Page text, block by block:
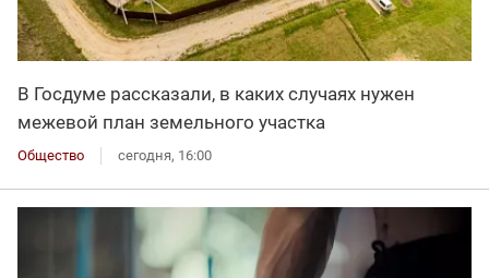
В Госдуме рассказали, в каких случаях нужен
межевой план земельного участка
Общество сегодня, 16:00